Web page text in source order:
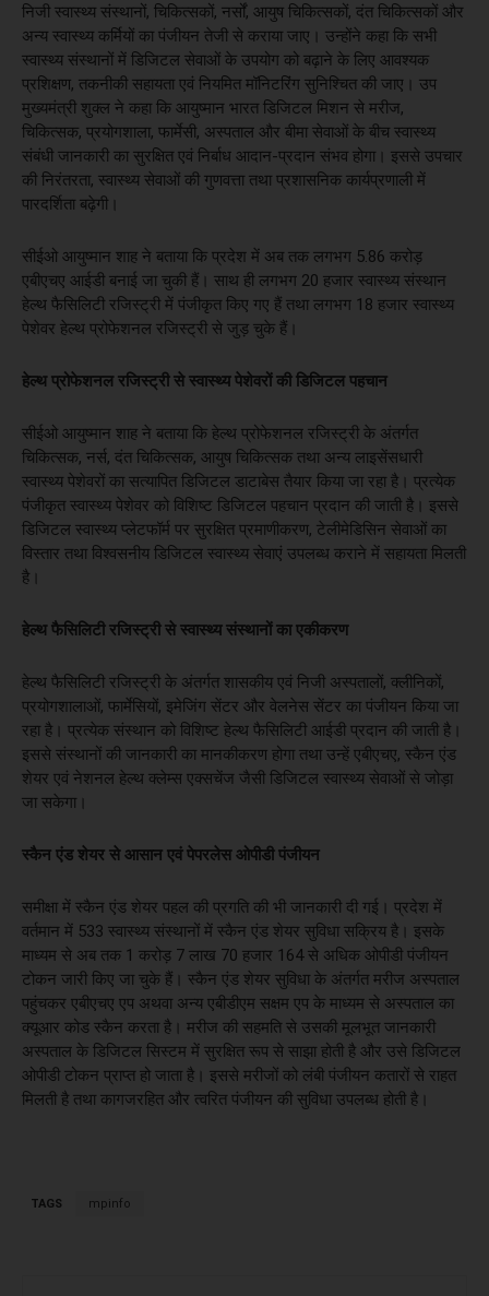
निजी स्वास्थ्य संस्थानों, चिकित्सकों, नर्सों, आयुष चिकित्सकों, दंत चिकित्सकों और
अन्य स्वास्थ्य कर्मियों का पंजीयन तेजी से कराया जाए। उन्होंने कहा कि सभी
स्वास्थ्य संस्थानों में डिजिटल सेवाओं के उपयोग को बढ़ाने के लिए आवश्यक
प्रशिक्षण, तकनीकी सहायता एवं नियमित मॉनिटरिंग सुनिश्चित की जाए। उप
मुख्यमंत्री शुक्ल ने कहा कि आयुष्मान भारत डिजिटल मिशन से मरीज,
चिकित्सक, प्रयोगशाला, फार्मेसी, अस्पताल और बीमा सेवाओं के बीच स्वास्थ्य
संबंधी जानकारी का सुरक्षित एवं निर्बाध आदान-प्रदान संभव होगा। इससे उपचार
की निरंतरता, स्वास्थ्य सेवाओं की गुणवत्ता तथा प्रशासनिक कार्यप्रणाली में
पारदर्शिता बढ़ेगी।
सीईओ आयुष्मान शाह ने बताया कि प्रदेश में अब तक लगभग 5.86 करोड़
एबीएचए आईडी बनाई जा चुकी हैं। साथ ही लगभग 20 हजार स्वास्थ्य संस्थान
हेल्थ फैसिलिटी रजिस्ट्री में पंजीकृत किए गए हैं तथा लगभग 18 हजार स्वास्थ्य
पेशेवर हेल्थ प्रोफेशनल रजिस्ट्री से जुड़ चुके हैं।
हेल्थ प्रोफेशनल रजिस्ट्री से स्वास्थ्य पेशेवरों की डिजिटल पहचान
सीईओ आयुष्मान शाह ने बताया कि हेल्थ प्रोफेशनल रजिस्ट्री के अंतर्गत
चिकित्सक, नर्स, दंत चिकित्सक, आयुष चिकित्सक तथा अन्य लाइसेंसधारी
स्वास्थ्य पेशेवरों का सत्यापित डिजिटल डाटाबेस तैयार किया जा रहा है। प्रत्येक
पंजीकृत स्वास्थ्य पेशेवर को विशिष्ट डिजिटल पहचान प्रदान की जाती है। इससे
डिजिटल स्वास्थ्य प्लेटफॉर्म पर सुरक्षित प्रमाणीकरण, टेलीमेडिसिन सेवाओं का
विस्तार तथा विश्वसनीय डिजिटल स्वास्थ्य सेवाएं उपलब्ध कराने में सहायता मिलती
है।
हेल्थ फैसिलिटी रजिस्ट्री से स्वास्थ्य संस्थानों का एकीकरण
हेल्थ फैसिलिटी रजिस्ट्री के अंतर्गत शासकीय एवं निजी अस्पतालों, क्लीनिकों,
प्रयोगशालाओं, फार्मेसियों, इमेजिंग सेंटर और वेलनेस सेंटर का पंजीयन किया जा
रहा है। प्रत्येक संस्थान को विशिष्ट हेल्थ फैसिलिटी आईडी प्रदान की जाती है।
इससे संस्थानों की जानकारी का मानकीकरण होगा तथा उन्हें एबीएचए, स्कैन एंड
शेयर एवं नेशनल हेल्थ क्लेम्स एक्सचेंज जैसी डिजिटल स्वास्थ्य सेवाओं से जोड़ा
जा सकेगा।
स्कैन एंड शेयर से आसान एवं पेपरलेस ओपीडी पंजीयन
समीक्षा में स्कैन एंड शेयर पहल की प्रगति की भी जानकारी दी गई। प्रदेश में
वर्तमान में 533 स्वास्थ्य संस्थानों में स्कैन एंड शेयर सुविधा सक्रिय है। इसके
माध्यम से अब तक 1 करोड़ 7 लाख 70 हजार 164 से अधिक ओपीडी पंजीयन
टोकन जारी किए जा चुके हैं। स्कैन एंड शेयर सुविधा के अंतर्गत मरीज अस्पताल
पहुंचकर एबीएचए एप अथवा अन्य एबीडीएम सक्षम एप के माध्यम से अस्पताल का
क्यूआर कोड स्कैन करता है। मरीज की सहमति से उसकी मूलभूत जानकारी
अस्पताल के डिजिटल सिस्टम में सुरक्षित रूप से साझा होती है और उसे डिजिटल
ओपीडी टोकन प्राप्त हो जाता है। इससे मरीजों को लंबी पंजीयन कतारों से राहत
मिलती है तथा कागजरहित और त्वरित पंजीयन की सुविधा उपलब्ध होती है।
TAGS mpinfo